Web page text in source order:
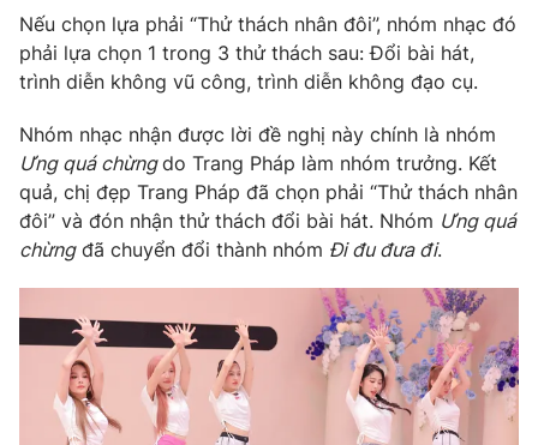
Khán giả
Giải sao mai
Âm nhạc
Sao
Du lịch
Làm đẹp
Chất lượng cuộc sống
Giáo dục
Học trực tuyến
Công nghệ
Hitech Công nghệ tương lai
Sản phẩm
Tư vấn
Giao lưu trực tuyến
Lịch phát sóng
Chuyên mục khác
Emagazine
Nếu chọn lựa phải “Thử thách nhân đôi”, nhóm nhạc đó
phải lựa chọn 1 trong 3 thử thách sau: Đổi bài hát,
trình diễn không vũ công, trình diễn không đạo cụ.
Nhóm nhạc nhận được lời đề nghị này chính là nhóm
Ưng quá chừngdo Trang Pháp làm nhóm trưởng. Kết
quả, chị đẹp Trang Pháp đã chọn phải “Thử thách nhân
đôi” và đón nhận thử thách đổi bài hát. Nhóm Ưng quá
chừngđã chuyển đổi thành nhóm Đi đu đưa đi.